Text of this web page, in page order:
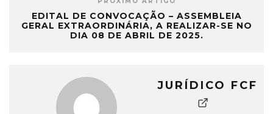
EDITAL DE CONVOCAÇÃO – ASSEMBLEIA
GERAL EXTRAORDINÁRIA, A REALIZAR-SE NO
DIA 08 DE ABRIL DE 2025.
JURÍDICO FCF